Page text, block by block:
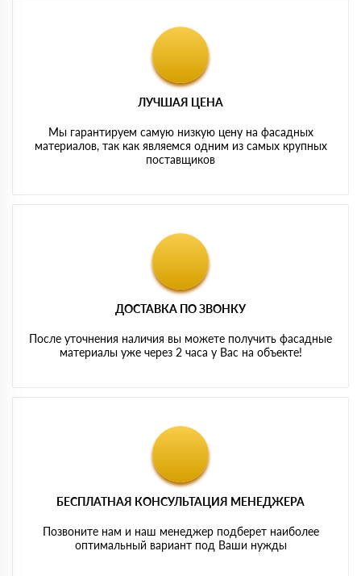
ЛУЧШАЯ ЦЕНА
Мы гарантируем самую низкую цену на фасадных
материалов, так как являемся одним из самых крупных
поставщиков
ДОСТАВКА ПО ЗВОНКУ
После уточнения наличия вы можете получить фасадные
материалы уже через 2 часа у Вас на объекте!
БЕСПЛАТНАЯ КОНСУЛЬТАЦИЯ МЕНЕДЖЕРА
Позвоните нам и наш менеджер подберет наиболее
оптимальный вариант под Ваши нужды